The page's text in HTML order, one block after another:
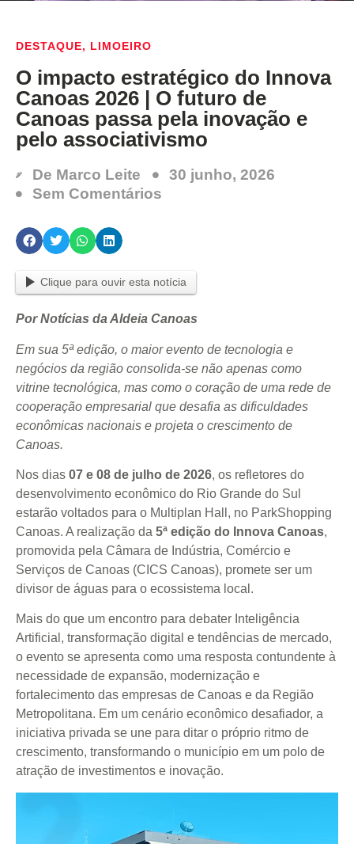
DESTAQUE, LIMOEIRO
O impacto estratégico do Innova
Canoas 2026 | O futuro de
Canoas passa pela inovação e
pelo associativismo
De Marco Leite
30 junho, 2026
Sem Comentários
Clique para ouvir esta notícia
Por Notícias da Aldeia Canoas
Em sua 5ª edição, o maior evento de tecnologia e
negócios da região consolida-se não apenas como
vitrine tecnológica, mas como o coração de uma rede de
cooperação empresarial que desafia as dificuldades
econômicas nacionais e projeta o crescimento de
Canoas.
Nos dias 07 e 08 de julho de 2026, os refletores do
desenvolvimento econômico do Rio Grande do Sul
estarão voltados para o Multiplan Hall, no ParkShopping
Canoas. A realização da 5ª edição do Innova Canoas,
promovida pela Câmara de Indústria, Comércio e
Serviços de Canoas (CICS Canoas), promete ser um
divisor de águas para o ecossistema local.
Mais do que um encontro para debater Inteligência
Artificial, transformação digital e tendências de mercado,
o evento se apresenta como uma resposta contundente à
necessidade de expansão, modernização e
fortalecimento das empresas de Canoas e da Região
Metropolitana. Em um cenário econômico desafiador, a
iniciativa privada se une para ditar o próprio ritmo de
crescimento, transformando o município em um polo de
atração de investimentos e inovação.